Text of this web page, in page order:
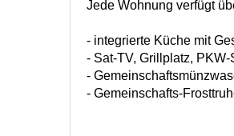
Jede Wohnung verfügt
- integrierte Küche mit
- Sat-TV, Grillplatz, PKW-
-
- Gemeinschafts-